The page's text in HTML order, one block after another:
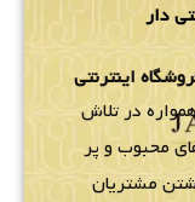
دار
اینترنتی
در تلاش
محبوب و پر
مشتریان